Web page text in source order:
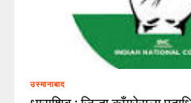
उस्मानाबाद